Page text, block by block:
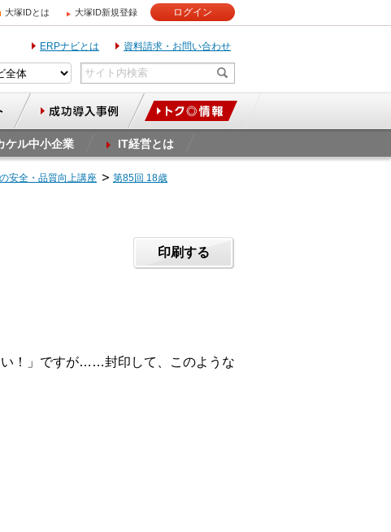
大塚IDとは 大塚ID新規登録 ログイン
ERPナビとは 資料請求・お問い合わせ
ケル中小企業 IT経営とは
安全・品質向上講座 第85回 18歳
印刷する
い！」ですが……封印して、このような